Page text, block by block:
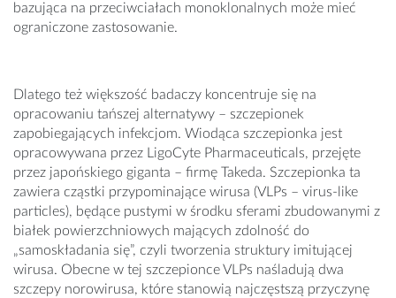
bazująca na przeciwciałach monoklonalnych może mieć
ograniczone zastosowanie.
Dlatego też większość badaczy koncentruje się na
opracowaniu tańszej alternatywy – szczepionek
zapobiegających infekcjom. Wiodąca szczepionka jest
opracowywana przez LigoCyte Pharmaceuticals, przejęte
przez japońskiego giganta – firmę Takeda. Szczepionka ta
zawiera cząstki przypominające wirusa (VLPs – virus-like
particles), będące pustymi w środku sferami zbudowanymi z
białek powierzchniowych mających zdolność do
„samoskładania się”, czyli tworzenia struktury imitującej
wirusa. Obecne w tej szczepionce VLPs naśladują dwa
szczepy norowirusa, które stanowią najczęstszą przyczynę